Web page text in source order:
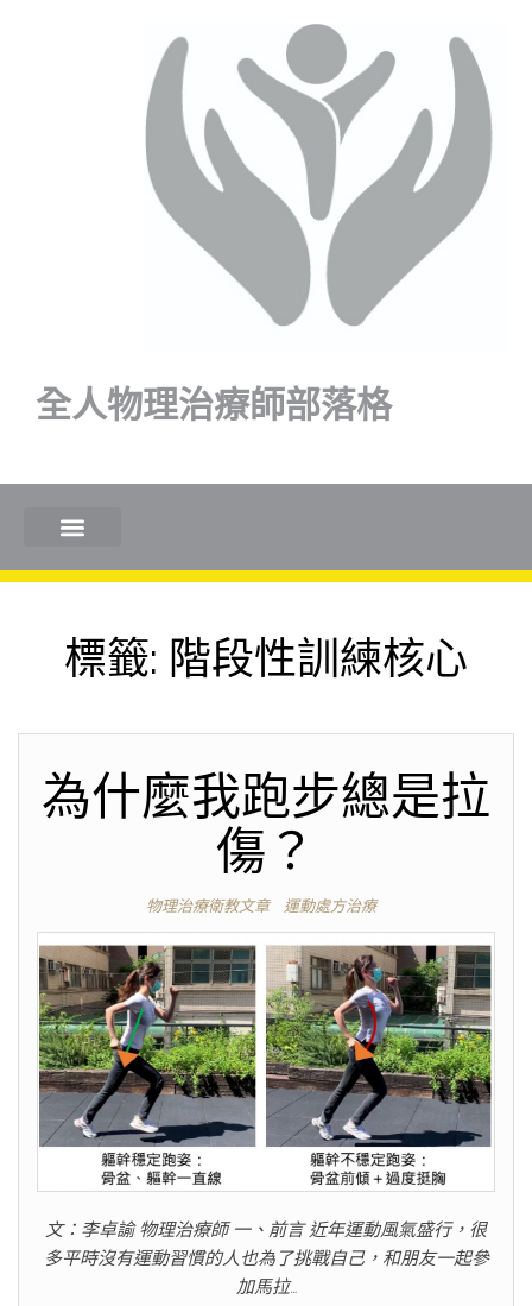
全人物理治療師部落格
標籤: 階段性訓練核心
為什麼我跑步總是拉
傷？
物理治療衛教文章 運動處方治療
文：李卓諭 物理治療師 一、前言 近年運動風氣盛行，很
多平時沒有運動習慣的人也為了挑戰自己，和朋友一起參
加馬拉…